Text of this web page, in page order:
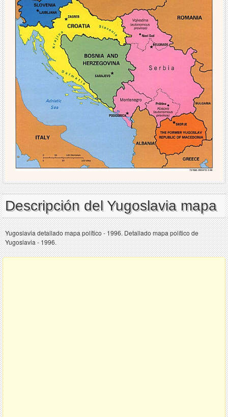
Descripción del Yugoslavia mapa
Yugoslavia detallado mapa político - 1996. Detallado mapa político de
Yugoslavia - 1996.